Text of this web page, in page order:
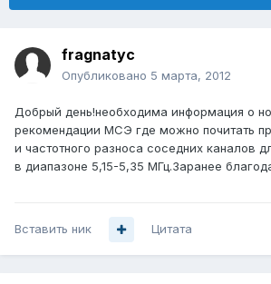
fragnatyc
Опубликовано 5 марта, 2012
Добрый день!необходима информация о
рекомендации МСЭ где можно почитать
и частотного разноса соседних каналов
в диапазоне 5,15-5,35 МГц.Заранее
Вставить ник Цитата